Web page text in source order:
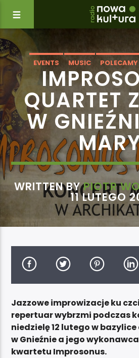
EVENTS MUSIC POLECAMY
QUARTET
W
WRITTEN BYPIOTR
11 LUTEGO
Jazzowe improwizacje ku
repertuar wybrzmi podczas
niedzielę 12 lutego w
w Gnieźnie a jego
kwartetu Improsonus.